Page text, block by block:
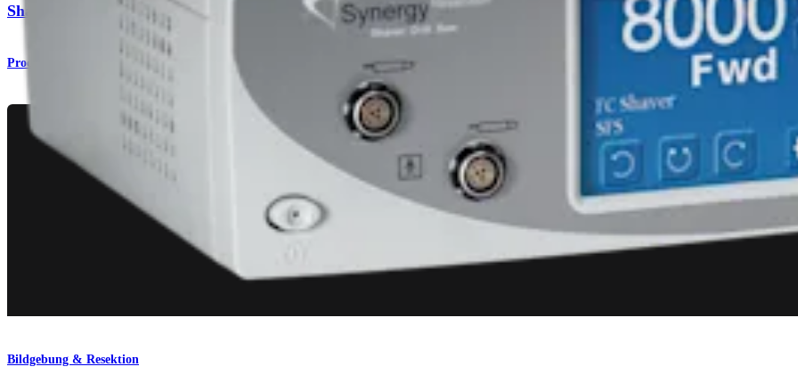
ShaverDrill™
Produkt
Bildgebung & Resektion